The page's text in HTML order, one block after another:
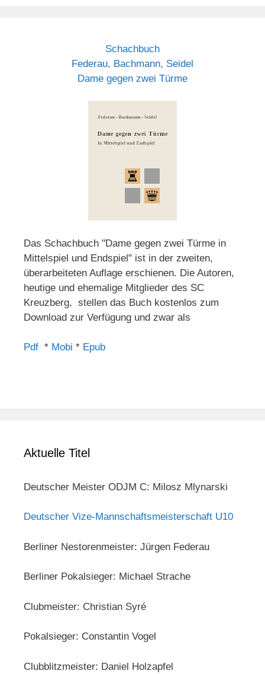
Schachbuch
Federau, Bachmann, Seidel
Dame gegen zwei Türme
Das Schachbuch "Dame gegen zwei Türme in
Mittelspiel und Endspiel" ist in der zweiten,
überarbeiteten Auflage erschienen. Die Autoren,
heutige und ehemalige Mitglieder des SC
Kreuzberg, stellen das Buch kostenlos zum
Download zur Verfügung und zwar als
Pdf * Mobi * Epub
Aktuelle Titel
Deutscher Meister ODJM C: Milosz Mlynarski
Deutscher Vize-Mannschaftsmeisterschaft U10
Berliner Nestorenmeister: Jürgen Federau
Berliner Pokalsieger: Michael Strache
Clubmeister: Christian Syré
Pokalsieger: Constantin Vogel
Clubblitzmeister: Daniel Holzapfel